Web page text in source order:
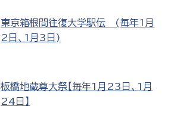
東京箱根間往復大学駅伝 (毎年1月
2日、1月3日)
板橋地蔵尊大祭【毎年1月23日、1月
24日】